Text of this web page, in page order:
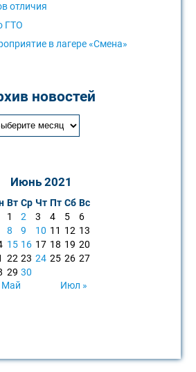
отличия
ГТО
в лагере «Смена»
новостей
Июнь 2021
Вт Ср Чт Пт Сб Вс
1
2 3 4 5
6
8 9 10 11 12 13
15 16 17 18 19 20
22 23 24 25 26 27
29 30
Май
Июл »